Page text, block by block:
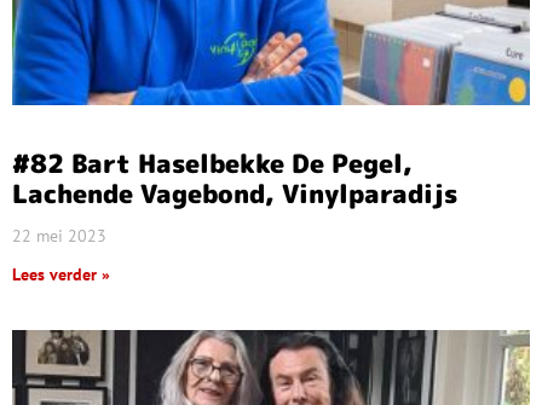
#82 Bart Haselbekke De Pegel,
Lachende Vagebond, Vinylparadijs
22 mei 2023
Lees verder »